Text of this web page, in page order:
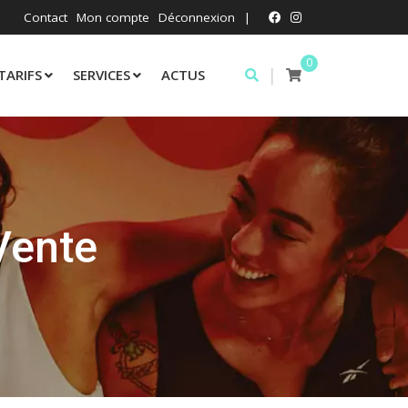
Contact Mon compte Déconnexion |
SERVICES ACTUS
0
|